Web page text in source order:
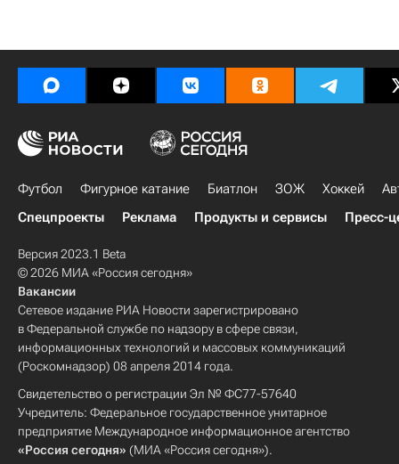
Футбол Фигурное катание Биатлон ЗОЖ Хоккей
Спецпроекты
Реклама Продукты и сервисы Пресс-
Версия 2023.1 Beta
© 2026 МИА «Россия сегодня»
Вакансии
Сетевое издание РИА Новости зарегистрировано
в Федеральной службе по надзору в сфере связи,
информационных технологий и массовых коммуникаций
(Роскомнадзор) 08 апреля 2014 года.
Свидетельство о регистрации Эл № ФС77-57640
Учредитель: Федеральное государственное унитарное
предприятие Международное информационное агентство
«Россия сегодня» (МИА «Россия сегодня»).